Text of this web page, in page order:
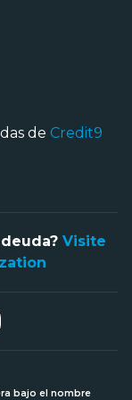
de Credit9
Visite
bajo el nombre